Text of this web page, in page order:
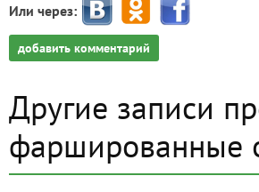
Или через:
добавить комментарий
Другие записи
фаршированные